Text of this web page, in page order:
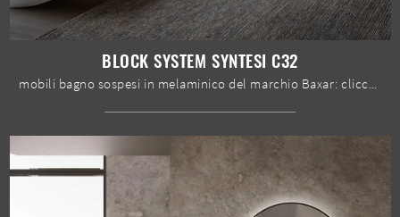
BLOCK SYSTEM SYNTESI C32
mobili bagno sospesi in melaminico del marchio Baxar: clicca e scopri l'arredo bagno moderno Block System Syntesi C32 per il bagno di casa.